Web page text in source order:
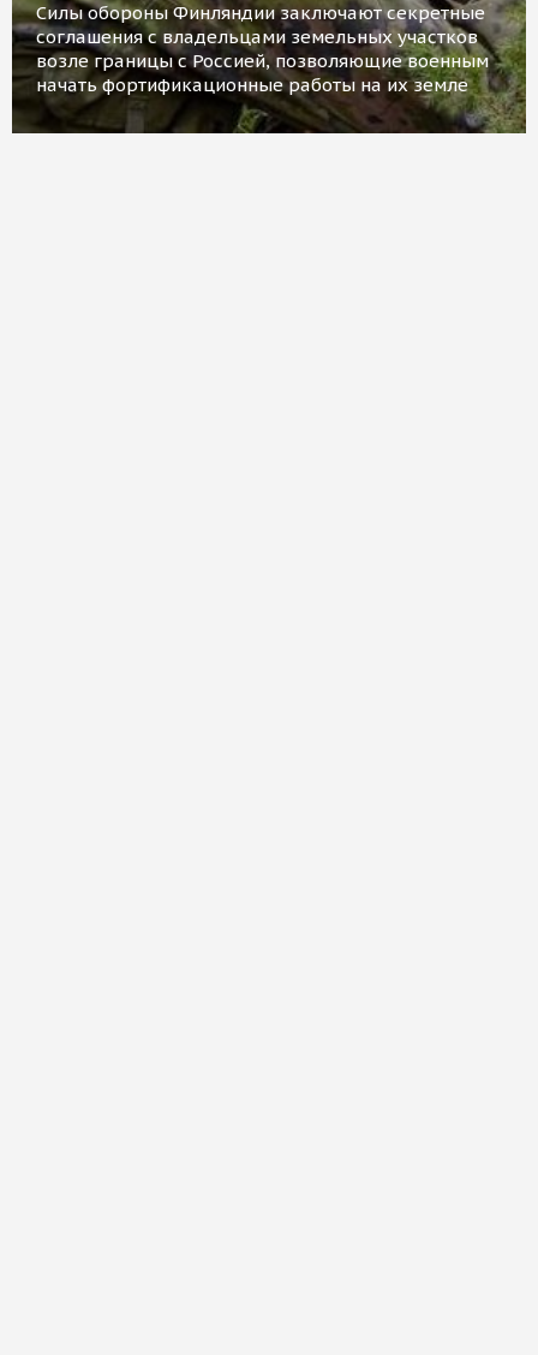
Силы обороны Финляндии заключают секретные
соглашения с владельцами земельных участков
возле границы с Россией, позволяющие военным
начать фортификационные работы на их земле